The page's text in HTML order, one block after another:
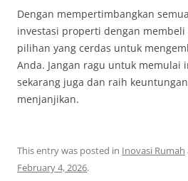
Dengan mempertimbangkan
investasi properti dengan
pilihan yang cerdas untuk
Anda. Jangan ragu untuk memulai
sekarang juga dan raih
menjanjikan.
This entry was posted in Inovasi Rumah
February 4, 2026.